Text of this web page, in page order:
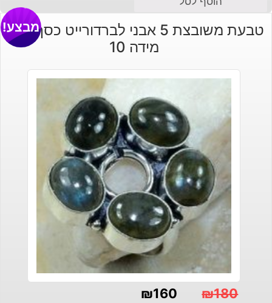
טבעת משובצת 5 אבני לברדורייט כסף 925
מידה 10
מבצע!
₪180
₪160